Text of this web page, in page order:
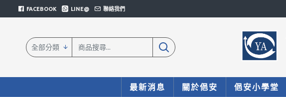
FACEBOOK LINE@ 聯絡我們
全部分類
最新消息 關於俋安 俋安小學堂